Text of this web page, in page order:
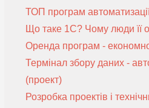
ТОП програм автоматизації
Що таке 1С? Чому люди її
Оренда програм -
Термінал збору даних -
(проект)
Розробка проектів і